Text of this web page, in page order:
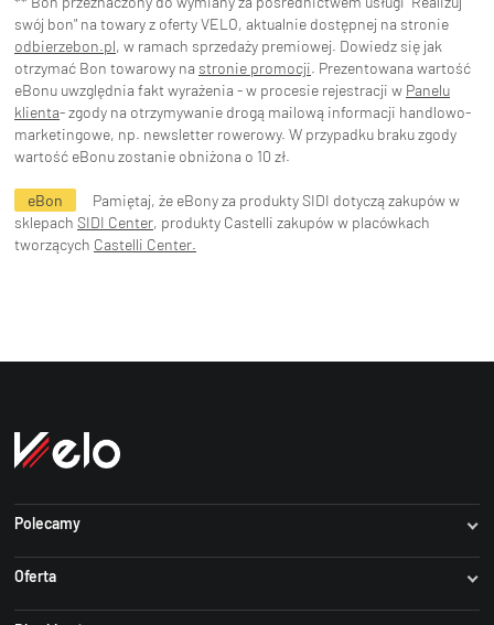
swój bon" na towary z oferty VELO, aktualnie dostępnej na stronie
odbierzebon.pl, w ramach sprzedaży premiowej. Dowiedz się jak
otrzymać Bon towarowy na stronie promocji. Prezentowana wartość
eBonu uwzględnia fakt wyrażenia - w procesie rejestracji w Panelu
klienta- zgody na otrzymywanie drogą mailową informacji handlowo-
marketingowe, np. newsletter rowerowy. W przypadku braku zgody
wartość eBonu zostanie obniżona o 10 zł.
eBon
Pamiętaj, że eBony za produkty SIDI dotyczą zakupów w
sklepach SIDI Center, produkty Castelli zakupów w placówkach
tworzących Castelli Center.
Polecamy
Dartmoor
Oferta
Rowery